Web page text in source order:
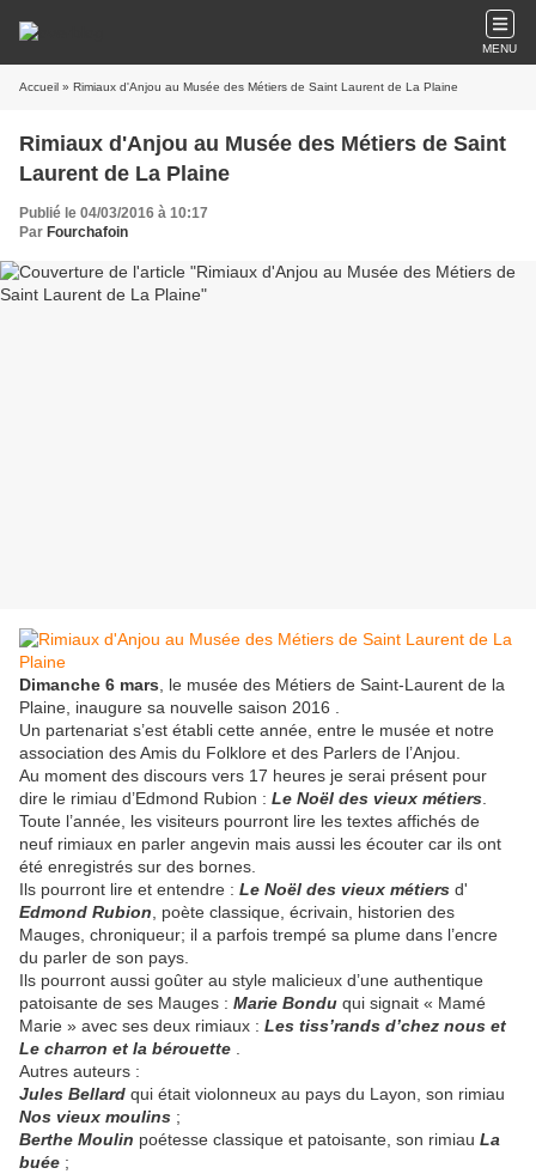
MENU
Accueil » Rimiaux d'Anjou au Musée des Métiers de Saint Laurent de La Plaine
Rimiaux d'Anjou au Musée des Métiers de Saint
Laurent de La Plaine
Publié le 04/03/2016 à 10:17
Par Fourchafoin
Dimanche 6 mars , le musée des Métiers de Saint-Laurent de la
Plaine, inaugure sa nouvelle saison 2016 .
Un partenariat s’est établi cette année, entre le musée et notre
association des Amis du Folklore et des Parlers de l’Anjou.
Au moment des discours vers 17 heures je serai présent pour
dire le rimiau d’Edmond Rubion : Le Noël des vieux métiers
Toute l’année, les visiteurs pourront lire les textes affichés de
neuf rimiaux en parler angevin mais aussi les écouter car ils ont
été enregistrés sur des bornes.
Ils pourront lire et entendre : Le Noël des vieux métiers d'
Edmond Rubion , poète classique, écrivain, historien des
Mauges, chroniqueur; il a parfois trempé sa plume dans l’encre
du parler de son pays.
Ils pourront aussi goûter au style malicieux d’une authentique
patoisante de ses Mauges : Marie Bondu qui signait « Mamé
Marie » avec ses deux rimiaux : Les tiss’rands d’chez nous et
Le charron et la bérouette
Autres auteurs :
Jules Bellard qui était violonneux au pays du Layon, son rimiau
Nos vieux moulins ;
Berthe Moulin poétesse classique et patoisante, son rimiau La
buée ;